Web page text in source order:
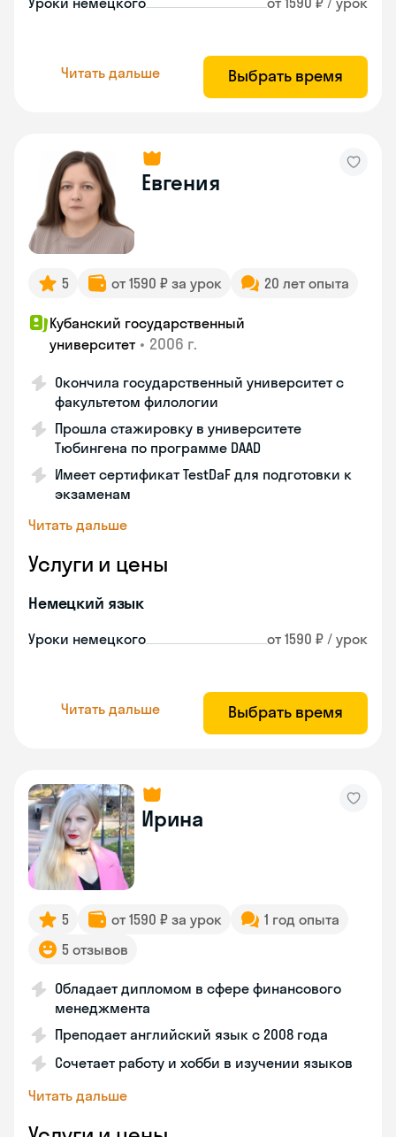
Читать дальше Выбрать время
Евгения
5 от 1590 ₽ за урок 20 лет опыта
Кубанский государственный
университет • 2006 г.
Окончила государственный университет с
факультетом филологии
Прошла стажировку в университете
Тюбингена по программе DAAD
Имеет сертификат TestDaF для подготовки к
экзаменам
Читать дальше
Услуги и цены
Немецкий язык
Уроки немецкого от 1590 ₽ / урок
Читать дальше Выбрать время
Ирина
5 от 1590 ₽ за урок
1 год опыта
5 отзывов
Обладает дипломом в сфере финансового
менеджмента
Преподает английский язык с 2008 года
Сочетает работу и хобби в изучении языков
Читать дальше